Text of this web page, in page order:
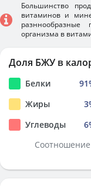
Большинство
витаминов и
разннообразные
организма в
Доля БЖУ в
Белки 91
Жиры
3
Углеводы
6
Соотношение